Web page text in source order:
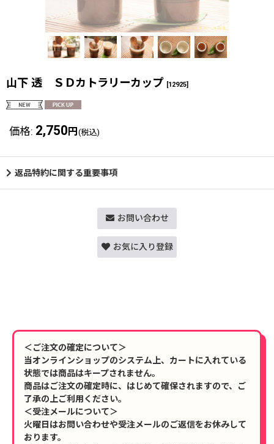
山下 透 ＳＤカトラリーカップ [12925]
価格: 2,750 円 (税込)
返品特約に関する重要事項
お問い合わせ
お気に入り登録
＜ご注文の確定について＞
当オンラインショップのシステム上、カートに入れている
状態では商品はキープされません。
商品はご注文の確定時に、はじめて確保されますので、ご
了承の上ご利用ください。
＜受注メールについて＞
火曜日はお問い合わせや受注メールのご返信をお休みして
おります。